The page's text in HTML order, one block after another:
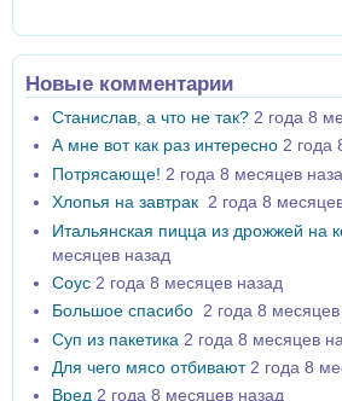
Новые комментарии
Станислав, а что не так? 2 года 8
А мне вот как раз интересно 2 года
Потрясающе! 2 года 8 месяцев
Хлопья на завтрак 2 года 8
Итальянская пицца из дрожжей на
месяцев назад
Соус 2 года 8 месяцев назад
Большое спасибо 2 года 8
Суп из пакетика 2 года 8 месяцев
Для чего мясо отбивают 2 года 8
Вред 2 года 8 месяцев назад